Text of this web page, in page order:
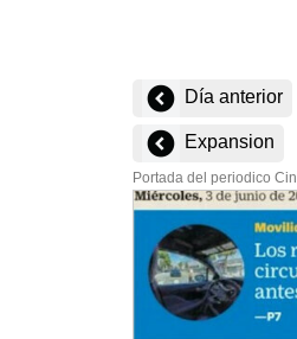
Día anterior
Expansion
Portada del periodico